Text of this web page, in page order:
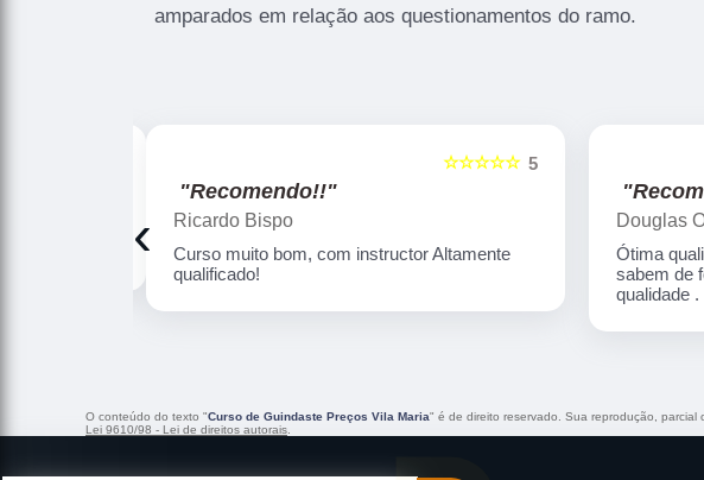
amparados em relação aos questionamentos do ramo.
5
☆☆☆☆☆
"Recomendo!!"
Douglas Oliveira
Ótima qualidade de instrução , professores
sabem de forma efetiva dar o ensino com
Leomar
prestativo
‹
O conteúdo do texto "Curso de Guindaste Preços Vila Maria" é de direito reservado. Sua reprodução,
Lei 9610/98 - Lei de direitos autorais